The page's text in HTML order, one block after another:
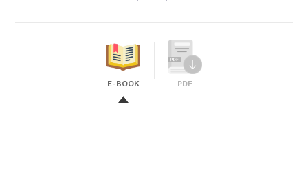
E-BOOK PDF